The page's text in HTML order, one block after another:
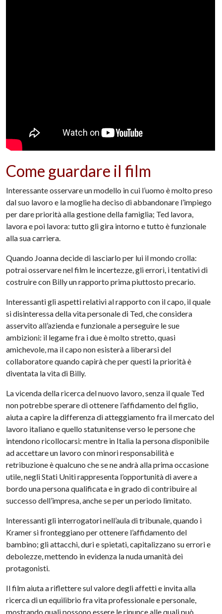
Come guardare il film
Interessante osservare un modello in cui l’uomo è molto preso
dal suo lavoro e la moglie ha deciso di abbandonare l’impiego
per dare priorità alla gestione della famiglia; Ted lavora,
lavora e poi lavora: tutto gli gira intorno e tutto è funzionale
alla sua carriera.
Quando Joanna decide di lasciarlo per lui il mondo crolla:
potrai osservare nel film le incertezze, gli errori, i tentativi di
costruire con Billy un rapporto prima piuttosto precario.
Interessanti gli aspetti relativi al rapporto con il capo, il quale
si disinteressa della vita personale di Ted, che considera
asservito all’azienda e funzionale a perseguire le sue
ambizioni: il legame fra i due è molto stretto, quasi
amichevole, ma il capo non esisterà a liberarsi del
collaboratore quando capirà che per questi la priorità è
diventata la vita di Billy.
La vicenda della ricerca del nuovo lavoro, senza il quale Ted
non potrebbe sperare di ottenere l’affidamento del figlio,
aiuta a capire la differenza di atteggiamento fra il mercato del
lavoro italiano e quello statunitense verso le persone che
intendono ricollocarsi: mentre in Italia la persona disponibile
ad accettare un lavoro con minori responsabilità e
retribuzione è qualcuno che se ne andrà alla prima occasione
utile, negli Stati Uniti rappresenta l’opportunità di avere a
bordo una persona qualificata e in grado di contribuire al
successo dell’impresa, anche se per un periodo limitato.
Interessanti gli interrogatori nell’aula di tribunale, quando i
Kramer si fronteggiano per ottenere l’affidamento del
bambino; gli attacchi, duri e spietati, capitalizzano su errori e
debolezze, mettendo in evidenza la nuda umanità dei
protagonisti.
Il film aiuta a riflettere sul valore degli affetti e invita alla
ricerca di un equilibrio fra vita professionale e personale,
mostrando quali possono essere le rinunce alle quali può